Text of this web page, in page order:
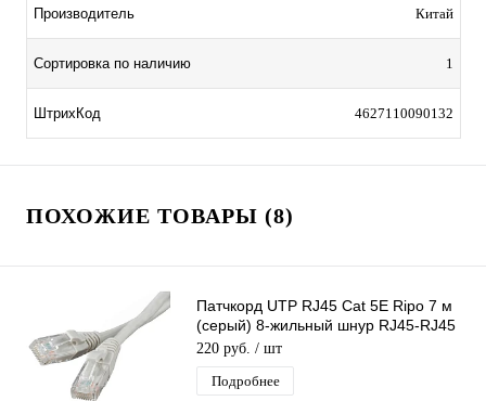
Производитель Китай
Сортировка по наличию 1
ШтрихКод 4627110090132
ПОХОЖИЕ ТОВАРЫ (8)
Патчкорд UTP RJ45 Cat 5E Ripo 7 м
(серый) 8-жильный шнур RJ45-RJ45
для соединения сетевых устройств
220 руб. / шт
Подробнее